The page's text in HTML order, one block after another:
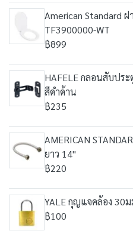
American Standard
TF3900000-WT
฿899
HAFELE กลอนสับปร
สีดำด้าน
฿235
AMERICAN
ยาว 14"
฿220
YALE กุญแจคล้อง 30
฿100